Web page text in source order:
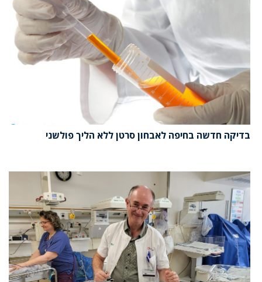
בדיקה חדשה בחיפה לאבחון סרטן ללא הליך פולשני